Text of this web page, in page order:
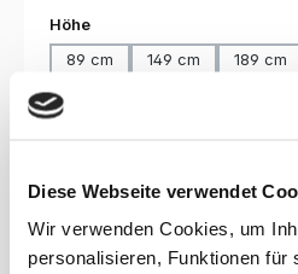
Diese Webseite verwendet
Wir verwenden Cookies, um
personalisieren, Funktionen für
Höheauswählen
89 cm
149 cm 189 cm